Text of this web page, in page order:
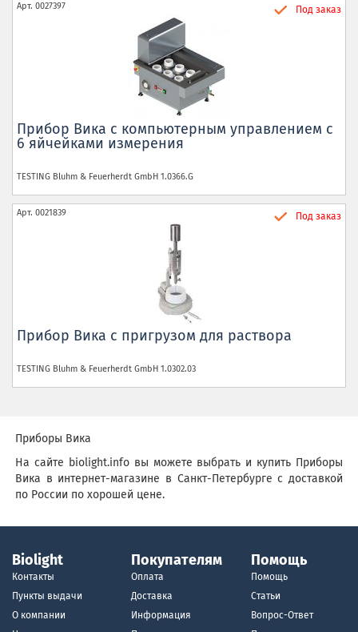
Арт. 0027397 Под заказ
Прибор Вика с компьютерным управлением с
6 яйчейками измерения
TESTING Bluhm & Feuerherdt GmbH 1.0366.G
Арт. 0021839 Под заказ
Прибор Вика с пригрузом для раствора
TESTING Bluhm & Feuerherdt GmbH 1.0302.03
Приборы Вика
На сайте biolight.info вы можете выбрать и купить Приборы
Вика в интернет-магазине в Санкт-Петербурге с доставкой
по России по хорошей цене.
Biolight
Контакты
Пункты выдачи
О компании
Покупателям
Оплата
Доставка
Информация
Помощь
Помощь
Статьи
Вопрос-Ответ